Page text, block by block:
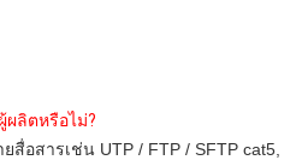
ผลิตหรือไม่?
สื่อสารเช่น UTP / FTP / SFTP cat5,